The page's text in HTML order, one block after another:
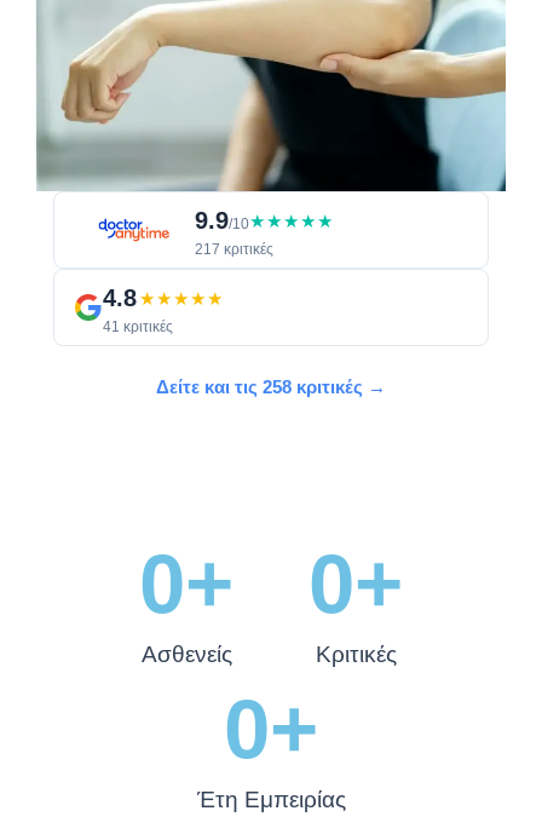
9.9/10★★★★★
217 κριτικές
4.8★★★★★
41 κριτικές
Δείτε και τις 258 κριτικές →
Ασθενείς
0+
Κριτικές
0+
Έτη Εμπειρίας
0+